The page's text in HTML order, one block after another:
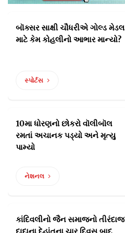
બૉક્સર સાક્ષી ચૌધરીએ ગોલ્ડ મેડલ
માટે કેમ કોહલીનો આભાર માન્યો?
સ્પોર્ટસ
10મા ધોરણનો છોકરો વૉલીબૉલ
રમતાં અચાનક પડ્યો અને મૃત્યુ
પામ્યો
નેશનલ
કાંદિવલીનો જૈન સમાજનો તીરંદાજ